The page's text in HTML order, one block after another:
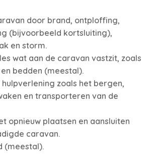
door brand, ontploffing,
(bijvoorbeeld kortsluiting),
en storm.
wat aan de caravan vastzit, zoals
bedden (meestal).
hulpverlening zoals het bergen,
en transporteren van de
opnieuw plaatsen en aansluiten
caravan.
(meestal).